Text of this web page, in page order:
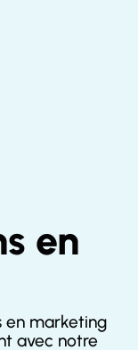
en
en marketing
avec notre